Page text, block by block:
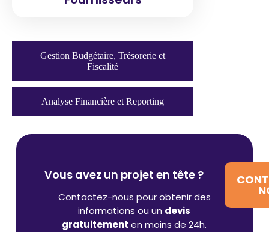
Gestion Budgétaire, Trésorerie et
Fiscalité
Analyse Financière et Reporting
Vous avez un projet en tête ?
Contactez-nous pour obtenir des
informations ou un devis
gratuitement en moins de 24h.